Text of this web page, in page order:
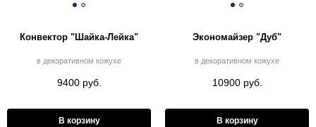
Конвектор "Шайка-Лейка"
в декоративном кожухе
9400 руб.
В корзину
Экономайзер "Дуб"
в декоративном кожухе
10900 руб.
В корзину